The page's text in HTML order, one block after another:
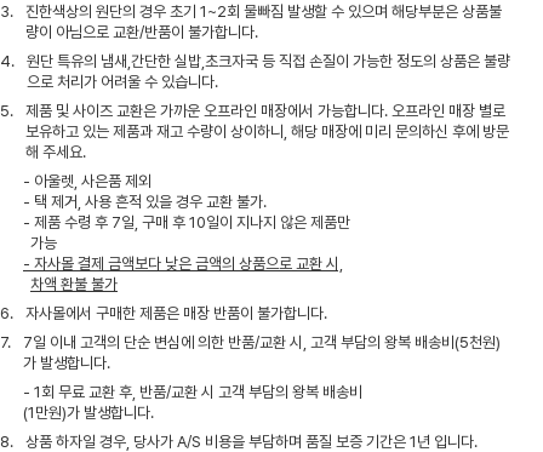
3.
진한색상의 원단의 경우 초기 1~2회 물빠짐 발생할 수 있으며 해당부분은 상품불
량이 아님으로 교환/반품이 불가합니다.
4.
원단 특유의 냄새,간단한 실밥,초크자국 등 직접 손질이 가능한 정도의 상품은 불량
으로 처리가 어려울 수 있습니다.
5.
제품 및 사이즈 교환은 가까운 오프라인 매장에서 가능합니다. 오프라인 매장 별로
보유하고 있는 제품과 재고 수량이 상이하니, 해당 매장에 미리 문의하신 후에 방문
해 주세요.
- 아울렛, 사은품 제외
- 택 제거, 사용 흔적 있을 경우 교환 불가.
- 제품 수령 후 7일, 구매 후 10일이 지나지 않은 제품만
가능
- 자사몰 결제 금액보다 낮은 금액의 상품으로 교환 시,
차액 환불 불가
6.
자사몰에서 구매한 제품은 매장 반품이 불가합니다.
7.
7일 이내 고객의 단순 변심에 의한 반품/교환 시, 고객 부담의 왕복 배송비(5천원)
가 발생합니다.
- 1회 무료 교환 후, 반품/교환 시 고객 부담의 왕복 배송비
(1만원)가 발생합니다.
8.
상품 하자일 경우, 당사가 A/S 비용을 부담하며 품질 보증 기간은 1년 입니다.